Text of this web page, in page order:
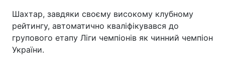
Шахтар, завдяки своєму високому клубному
рейтингу, автоматично кваліфікувався до
групового етапу Ліги чемпіонів як чинний чемпіон
України.